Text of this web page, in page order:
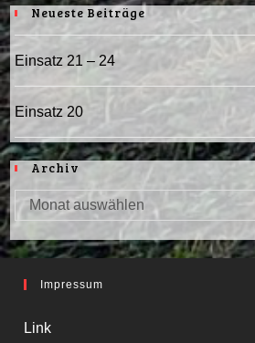
Neueste Beiträge
Einsatz 21 – 24
Einsatz 20
Archiv
ArchivMonat auswählen
Impressum
Link